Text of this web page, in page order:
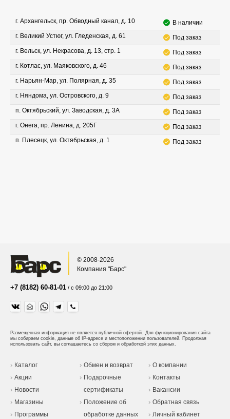
г. Архангельск, пр. Обводный канал, д. 10
В наличии
г. Великий Устюг, ул. Гледенская, д. 61
Под заказ
г. Вельск, ул. Некрасова, д. 13, стр. 1
Под заказ
г. Котлас, ул. Маяковского, д. 46
Под заказ
г. Нарьян-Мар, ул. Полярная, д. 35
Под заказ
г. Няндома, ул. Островского, д. 9
Под заказ
п. Октябрьский, ул. Заводская, д. 3А
Под заказ
г. Онега, пр. Ленина, д. 205Г
Под заказ
п. Плесецк, ул. Октябрьская, д. 1
Под заказ
© 2008-2026
Компания "Барс"
+7 (8182) 60-81-01 / с 09:00 до 21:00
Размещенная информация не является публичной офертой. Для функционирования сайта
мы собираем cookie, данные об IP-адресе и местоположении пользователей. Продолжая
использовать сайт, вы соглашаетесь со сбором и обработкой этих данных.
Каталог
Акции
Новости
Магазины
Программы
Обмен и возврат
Подарочные
сертификаты
Положение об
обработке данных
О компании
Контакты
Вакансии
Обратная связь
Личный кабинет